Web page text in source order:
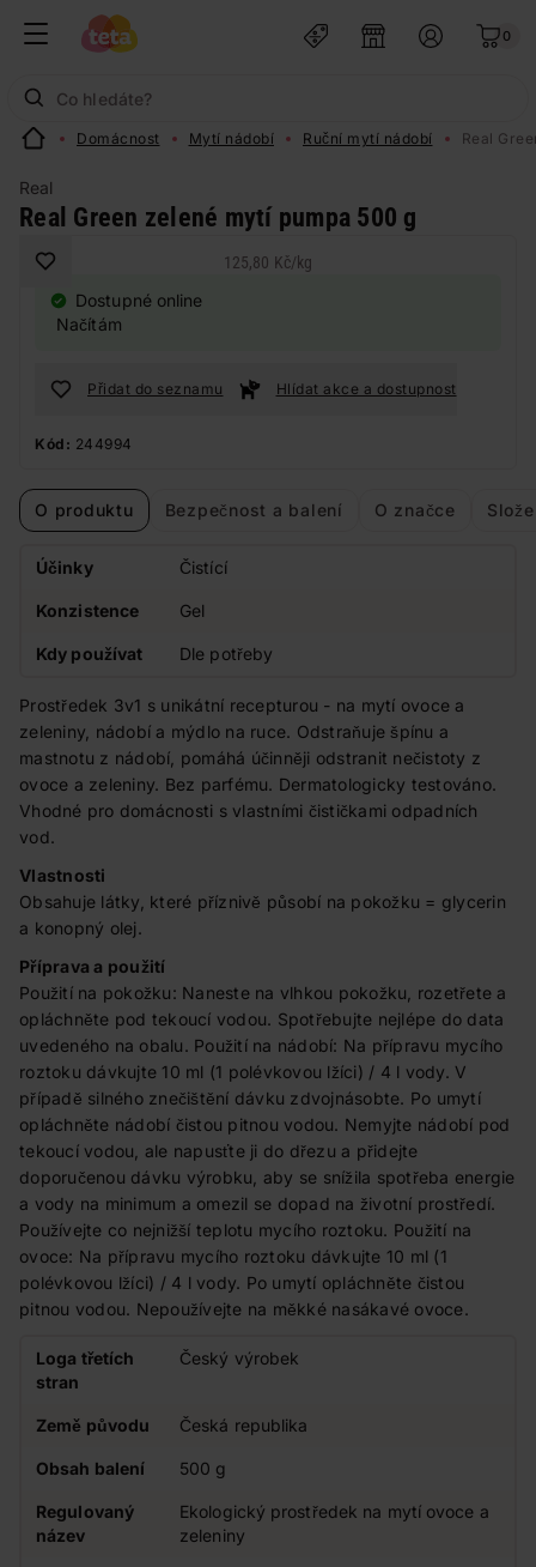
0
Domácnost Mytí nádobí Ruční mytí nádobí Real
Real
Real Green zelené mytí pumpa 500 g
125,80 Kč/kg
Dostupné online
Načítám
Přidat do seznamu Hlídat akce a dostupnost
Kód: 244994
O produktu Bezpečnost a balení O značce
Účinky Čistící
Konzistence Gel
Kdy používat Dle potřeby
Prostředek 3v1 s unikátní recepturou - na mytí ovoce a
zeleniny, nádobí a mýdlo na ruce. Odstraňuje špínu a
mastnotu z nádobí, pomáhá účinněji odstranit nečistoty z
ovoce a zeleniny. Bez parfému. Dermatologicky testováno.
Vhodné pro domácnosti s vlastními čističkami odpadních
vod.
Vlastnosti
Obsahuje látky, které příznivě působí na pokožku = glycerin
a konopný olej.
Příprava a použití
Použití na pokožku: Naneste na vlhkou pokožku, rozetřete a
opláchněte pod tekoucí vodou. Spotřebujte nejlépe do data
uvedeného na obalu. Použití na nádobí: Na přípravu mycího
roztoku dávkujte 10 ml (1 polévkovou lžíci) / 4 l vody. V
případě silného znečištění dávku zdvojnásobte. Po umytí
opláchněte nádobí čistou pitnou vodou. Nemyjte nádobí pod
tekoucí vodou, ale napusťte ji do dřezu a přidejte
doporučenou dávku výrobku, aby se snížila spotřeba energie
a vody na minimum a omezil se dopad na životní prostředí.
Používejte co nejnižší teplotu mycího roztoku. Použití na
ovoce: Na přípravu mycího roztoku dávkujte 10 ml (1
polévkovou lžíci) / 4 l vody. Po umytí opláchněte čistou
pitnou vodou. Nepoužívejte na měkké nasákavé ovoce.
Loga třetích
stran
Český výrobek
Země původu Česká republika
Obsah balení 500 g
Regulovaný
název
Ekologický prostředek na mytí ovoce a
zeleniny